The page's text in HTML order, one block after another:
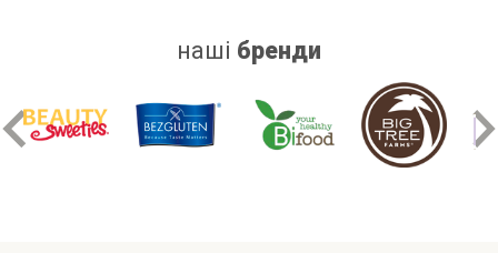
наші бренди